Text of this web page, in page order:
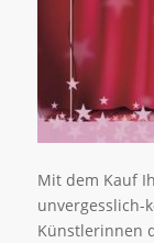
Mit dem Kauf
unvergesslich-
Künstlerinnen